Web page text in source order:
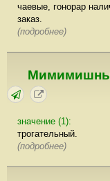
чаевые, гонорар
заказ.
(подробнее)
значение (1):
трогательный.
(подробнее)